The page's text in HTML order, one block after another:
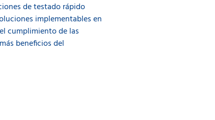
de testado rápido
implementables en
cumplimiento de las
beneficios del